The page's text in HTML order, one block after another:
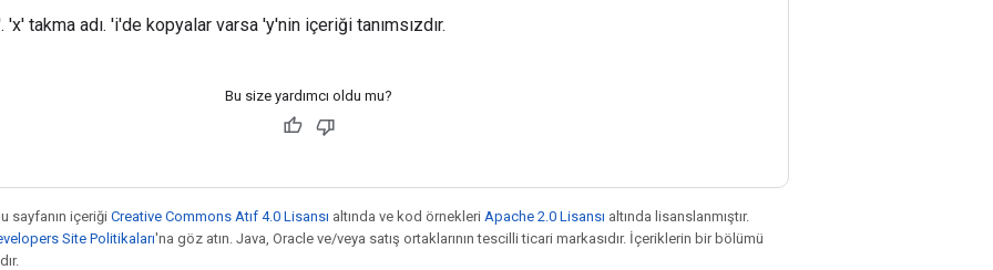
takma adı. 'i'de kopyalar varsa 'y'nin içeriği tanımsızdır.
Bu size yardımcı oldu mu?
sayfanın içeriği Creative Commons Atıf 4.0 Lisansı altında ve kod örnekleri Apache 2.0 Lisansı altında lisanslanmıştır.
Site Politikaları'na göz atın. Java, Oracle ve/veya satış ortaklarının tescilli ticari markasıdır. İçeriklerin bir bölümü